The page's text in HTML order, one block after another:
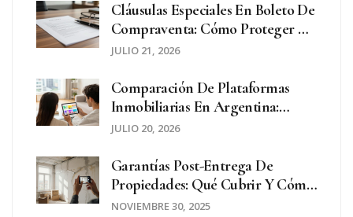
Cláusulas Especiales En Boleto De
Compraventa: Cómo Proteger Al
Vendedor En Argentina
JULIO 21, 2026
Comparación De Plataformas
Inmobiliarias En Argentina:
Zonacoin, Mercado Libre Y Más
JULIO 20, 2026
Garantías Post-Entrega De
Propiedades: Qué Cubrir Y Cómo
Reclamar
NOVIEMBRE 30, 2025